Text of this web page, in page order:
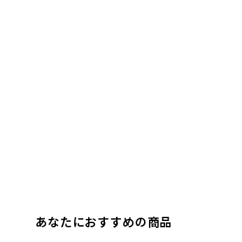
あなたにおすすめの商品